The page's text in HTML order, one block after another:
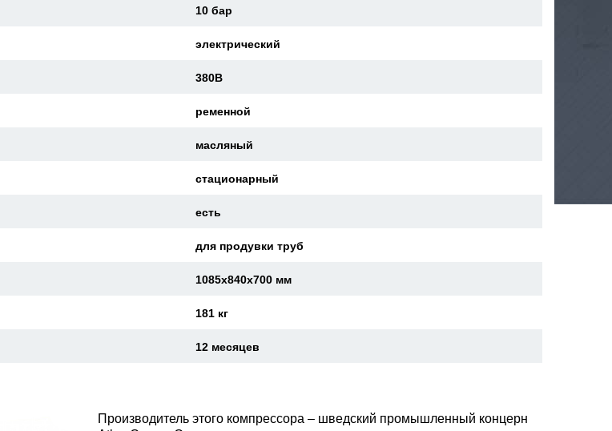
10 бар
электрический
380В
ременной
масляный
стационарный
есть
для продувки труб
1085x840x700 мм
181 кг
12 месяцев
Производитель этого компрессора – шведский промышленный концерн